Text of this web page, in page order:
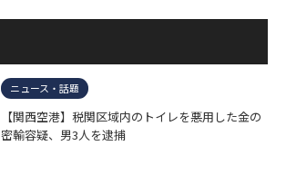
ニュース・話題
【関西空港】税関区域内のトイレを悪用した金の
密輸容疑、男3人を逮捕